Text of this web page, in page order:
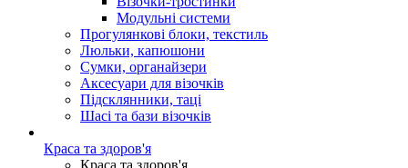
Модульні системи
Прогулянкові блоки, текстиль
Люльки, капюшони
Сумки, органайзери
Аксесуари для візочків
Підсклянники, таці
Шасі та бази візочків
Краса та здоров'я
Краса та здоров'я